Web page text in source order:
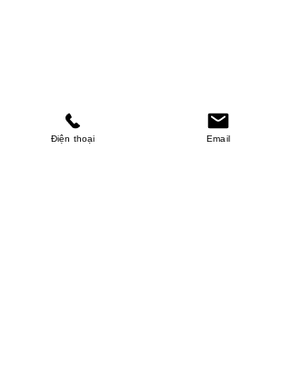
Điện thoại Email